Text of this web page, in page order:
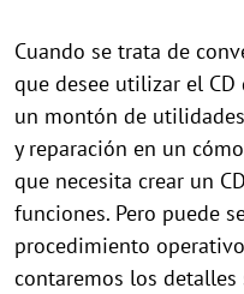
Cuando se trata de
que desee utilizar el CD
un montón de
y reparación en un
que necesita crear un
funciones. Pero puede
procedimiento
contaremos los detalles